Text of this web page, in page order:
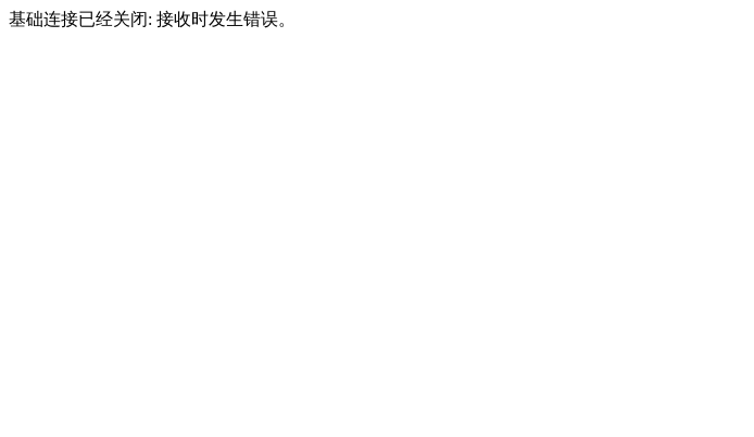
基础连接已经关闭: 接收时发生错误。